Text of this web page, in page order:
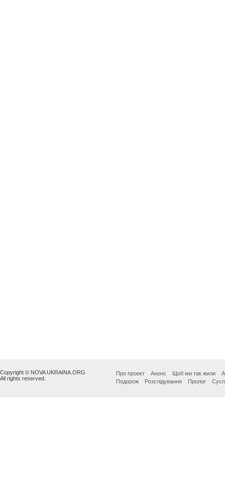
Copyright © NOVA UKRAINA.ORG
All rights reserved.
Про проект Анонс Щоб ми так жили
Подорож
Розслідування Пролог